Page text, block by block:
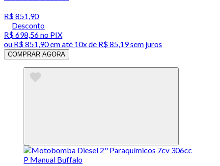
R$ 851,90
Desconto
R$ 698,56no PIX
ou R$ 851,90em até 10x de R$ 85,19 sem juros
COMPRAR AGORA